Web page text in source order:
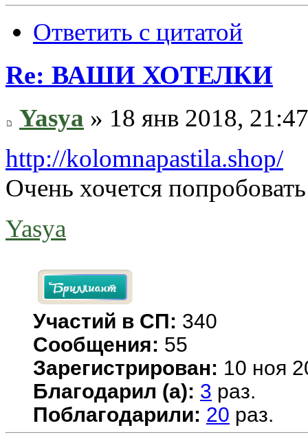
Ответить с цитатой
Re: ВАШИ ХОТЕЛКИ
Yasya » 18 янв 2018, 21:47
http://kolomnapastila.shop/
Очень хочется
Yasya
Участий в СП: 340
Сообщения: 55
Зарегистрирован: 10 ноя
Благодарил (а): 3 раз.
Поблагодарили: 20 раз.